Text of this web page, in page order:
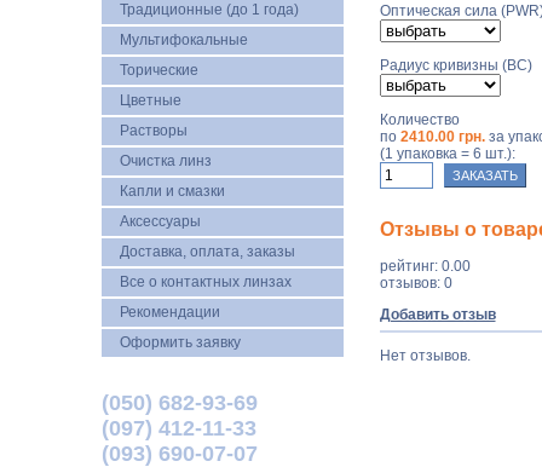
Традиционные (до 1 года)
Мультифокальные
Торические
Цветные
Растворы
Очистка линз
Капли и смазки
Аксессуары
Доставка, оплата, заказы
Все о контактных линзах
Рекомендации
Оформить заявку
(050) 682-93-69
(097) 412-11-33
(093) 690-07-07
Оптическая сила
Радиус кривизны (BC)
Количество
по 2410.00 грн.за
(1 упаковка = 6 шт.):
Отзывы о
рейтинг: 0.00
отзывов: 0
Добавить отзыв
Нет отзывов.